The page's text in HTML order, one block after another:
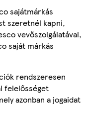
sajátmárkás
szeretnél kapni,
vevőszolgálatával,
saját márkás
rendszeresen
felelősséget
azonban a jogaidat